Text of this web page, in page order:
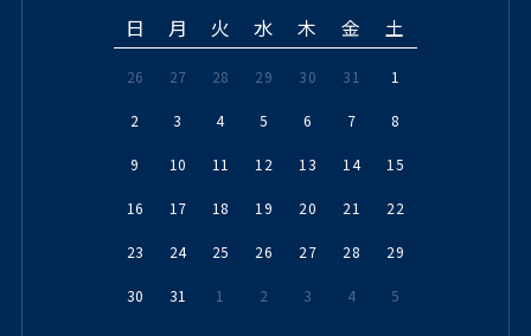
日 月 火 水 木 金 土
26 27 28 29 30 31 1
2 3 4 5 6 7 8
9 10 11 12 13 14 15
16 17 18 19 20 21 22
23 24 25 26 27 28 29
30 31 1 2 3 4 5